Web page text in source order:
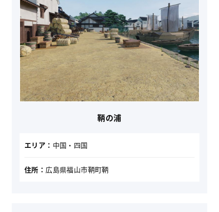
鞆の浦
エリア： 中国・四国
住所： 広島県福山市鞆町鞆